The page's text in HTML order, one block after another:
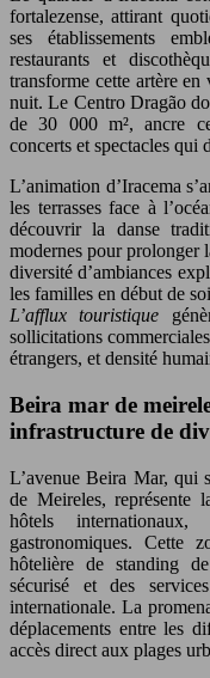
fortalezense, attirant
ses établissements
restaurants et
transforme cette artère
nuit. Le Centro Dragão
de 30 000 m², ancre
concerts et spectacles
L’animation d’Iracema
les terrasses face à
découvrir la danse
modernes pour prolonger
diversité d’ambiances
les familles en début de
L’afflux touristique
sollicitations
étrangers, et densité
Beira mar de
infrastructure de
L’avenue Beira Mar, qui
de Meireles, représente
hôtels internationaux,
gastronomiques. Cette
hôtelière de standing
sécurisé et des
internationale. La
déplacements entre les
accès direct aux plages